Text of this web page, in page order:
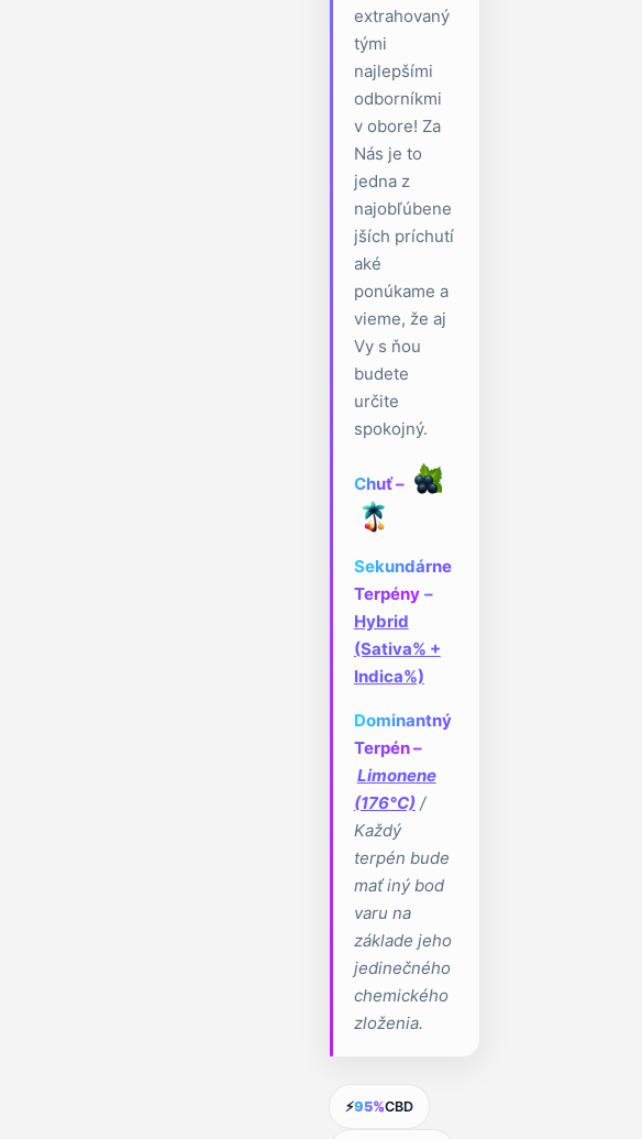
extrahovaný
tými
najlepšími
odborníkmi
v obore! Za
Nás je to
jedna z
najobľúbene
jších príchutí
aké
ponúkame a
vieme, že aj
Vy s ňou
budete
určite
spokojný.
Chuť –
Sekundárne
Terpény –
Hybrid
(Sativa% +
Indica%)
Dominantný
Terpén –
Limonene
(176°C) /
Každý
terpén bude
mať iný bod
varu na
základe jeho
jedinečného
chemického
zloženia.
⚡95%CBD